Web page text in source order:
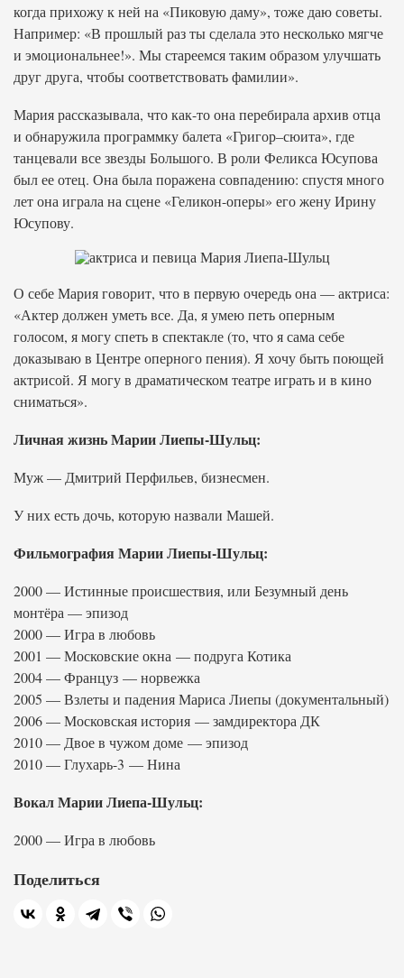
когда прихожу к ней на «Пиковую даму», тоже даю советы.
Например: «В прошлый раз ты сделала это несколько мягче
и эмоциональнее!». Мы стареемся таким образом улучшать
друг друга, чтобы соответствовать фамилии».
Мария рассказывала, что как-то она перебирала архив отца
и обнаружила программку балета «Григор–сюита», где
танцевали все звезды Большого. В роли Феликса Юсупова
был ее отец. Она была поражена совпадению: спустя много
лет она играла на сцене «Геликон-оперы» его жену Ирину
Юсупову.
О себе Мария говорит, что в первую очередь она — актриса:
«Актер должен уметь все. Да, я умею петь оперным
голосом, я могу спеть в спектакле (то, что я сама себе
доказываю в Центре оперного пения). Я хочу быть поющей
актрисой. Я могу в драматическом театре играть и в кино
сниматься».
Личная жизнь Марии Лиепы-Шульц:
Муж — Дмитрий Перфильев, бизнесмен.
У них есть дочь, которую назвали Машей.
Фильмография Марии Лиепы-Шульц:
2000 — Истинные происшествия, или Безумный день
монтёра — эпизод
2000 — Игра в любовь
2001 — Московские окна — подруга Котика
2004 — Француз — норвежка
2005 — Взлеты и падения Мариса Лиепы (документальный)
2006 — Московская история — замдиректора ДК
2010 — Двое в чужом доме — эпизод
2010 — Глухарь-3 — Нина
Вокал Марии Лиепа-Шульц:
2000 — Игра в любовь
Поделиться